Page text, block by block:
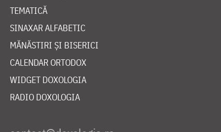
TEMATICĂ
SINAXAR ALFABETIC
MĂNĂSTIRI ȘI BISERICI
CALENDAR ORTODOX
WIDGET DOXOLOGIA
RADIO DOXOLOGIA